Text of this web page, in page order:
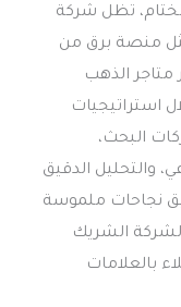
تظل شركة
منصة برق من
متاجر الذهب
استراتيجيات
البحث،
والتحليل الدقيق
نجاحات ملموسة
الشريك
بالعلامات